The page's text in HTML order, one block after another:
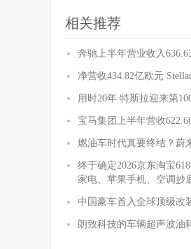
相关推荐
奔驰上半年营业收入
净营收434.82亿欧元
用时20年 特斯拉迎来第
宝马集团上半年营收
燃油车时代真要终结？蔚
终于确定2026京东淘宝
家电、苹果手机、空调抄
中国豪车首入全球顶级改
朗致科技的车辆超声波油